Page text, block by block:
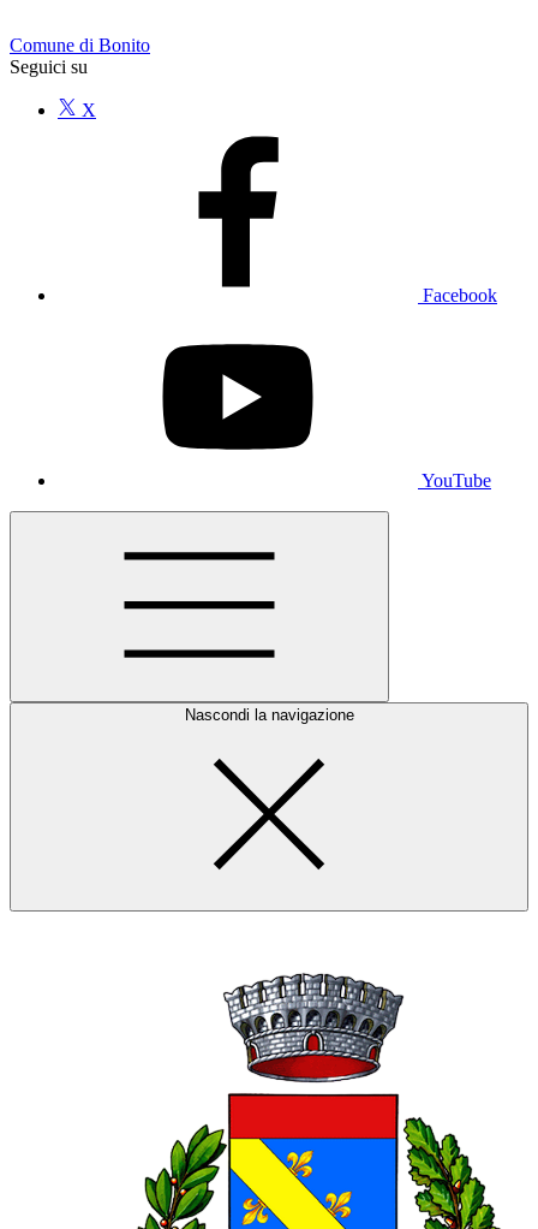
Comune di Bonito
Seguici su
X
Facebook
YouTube
Nascondi la navigazione